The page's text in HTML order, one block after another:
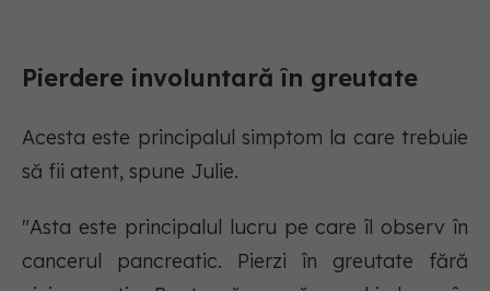
Pierdere involuntară în greutate
Acesta este principalul simptom la care trebuie
să fii atent, spune Julie.
"Asta este principalul lucru pe care îl observ în
cancerul pancreatic. Pierzi în greutate fără